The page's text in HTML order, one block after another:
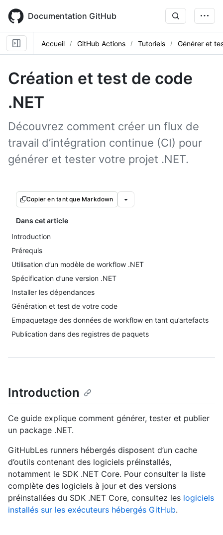
main
content
Documentation GitHub
Accueil GitHub Actions Tutoriels Générer et
Création et test de code
.NET
Découvrez comment créer un flux de
travail d’intégration continue (CI) pour
générer et tester votre projet .NET.
Copier en tant que Markdown
Dans cet article
Introduction
Prérequis
Utilisation d’un modèle de workflow .NET
Spécification d’une version .NET
Installer les dépendances
Génération et test de votre code
Empaquetage des données de workflow en tant qu’artefacts
Publication dans des registres de paquets
Introduction
Ce guide explique comment générer, tester et publier
un package .NET.
GitHubLes runners hébergés disposent d’un cache
d’outils contenant des logiciels préinstallés,
notamment le SDK .NET Core. Pour consulter la liste
complète des logiciels à jour et des versions
préinstallées du SDK .NET Core, consultez les logiciels
installés sur les exécuteurs hébergés GitHub.